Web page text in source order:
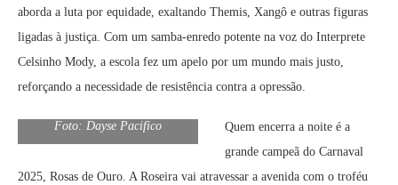
aborda a luta por equidade, exaltando Themis, Xangô e outras figuras
ligadas à justiça. Com um samba-enredo potente na voz do Interprete
Celsinho Mody, a escola fez um apelo por um mundo mais justo,
reforçando a necessidade de resistência contra a opressão.
Foto: Dayse Pacifico
Quem encerra a noite é a
grande campeã do Carnaval
2025, Rosas de Ouro. A Roseira vai atravessar a avenida com o troféu